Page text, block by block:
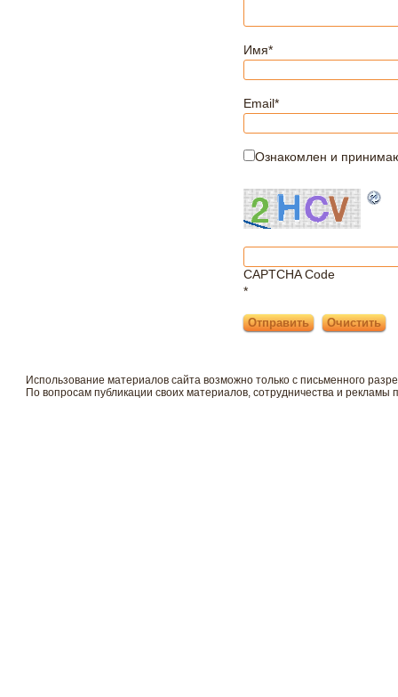
Имя*
Email*
Ознакомлен и
CAPTCHA Code
*
Использование материалов сайта возможно только с письменного
По вопросам публикации своих материалов, сотрудничества и